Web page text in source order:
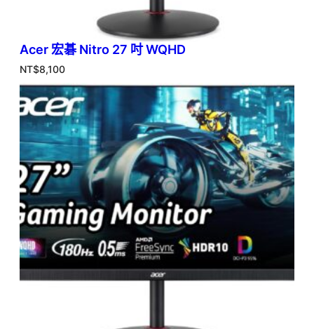
Acer 宏碁 Nitro 27 吋 WQHD
NT$8,100